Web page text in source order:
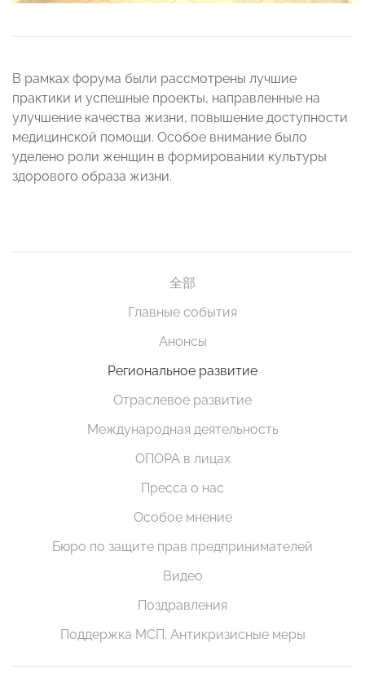
В рамках форума были рассмотрены лучшие
практики и успешные проекты, направленные на
улучшение качества жизни, повышение доступности
медицинской помощи. Особое внимание было
уделено роли женщин в формировании культуры
здорового образа жизни.
全部
Главные события
Анонсы
Региональное развитие
Отраслевое развитие
Международная деятельность
ОПОРА в лицах
Пресса о нас
Особое мнение
Бюро по защите прав предпринимателей
Видео
Поздравления
Поддержка МСП. Антикризисные меры